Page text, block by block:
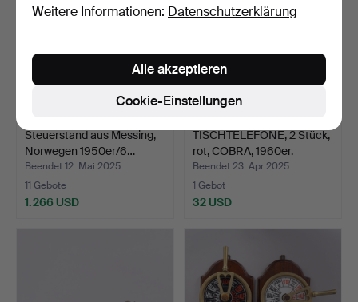
Steuerstand aus Messing,
Norwegen 1950er/6…
Beendet 12. Mai 2025
11 Gebote
1.266 USD
TISCHTELEFONE, 2 Stück,
rot, COBRA, 1960er.
Beendet 23. Apr 2025
1 Gebot
32 USD
Weitere Informationen: Datenschutzerklärung
Cookie-Einstellungen
Alle akzeptieren